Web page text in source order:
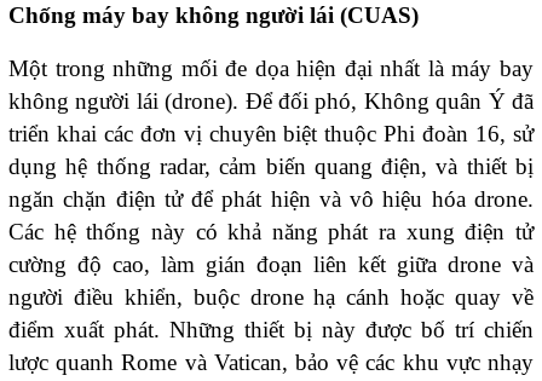
Chống máy bay không người lái (CUAS)
Một trong những mối đe dọa hiện đại nhất là máy bay
không người lái (drone). Để đối phó, Không quân Ý đã
triển khai các đơn vị chuyên biệt thuộc Phi đoàn 16, sử
dụng hệ thống radar, cảm biến quang điện, và thiết bị
ngăn chặn điện tử để phát hiện và vô hiệu hóa drone.
Các hệ thống này có khả năng phát ra xung điện tử
cường độ cao, làm gián đoạn liên kết giữa drone và
người điều khiển, buộc drone hạ cánh hoặc quay về
điểm xuất phát. Những thiết bị này được bố trí chiến
lược quanh Rome và Vatican, bảo vệ các khu vực nhạy